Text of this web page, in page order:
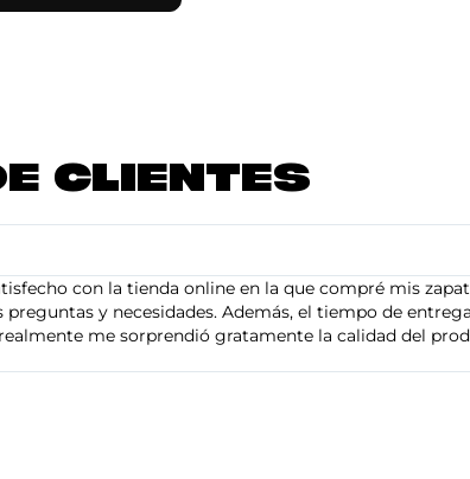
CLIENTES
con la tienda online en la que compré mis
y necesidades. Además, el tiempo de
me sorprendió gratamente la calidad del